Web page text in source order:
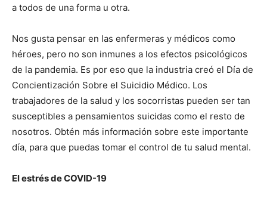
a todos de una forma u otra.
Nos gusta pensar en las enfermeras y médicos como
héroes, pero no son inmunes a los efectos psicológicos
de la pandemia. Es por eso que la industria creó el Día de
Concientización Sobre el Suicidio Médico. Los
trabajadores de la salud y los socorristas pueden ser tan
susceptibles a pensamientos suicidas como el resto de
nosotros. Obtén más información sobre este importante
día, para que puedas tomar el control de tu salud mental.
El estrés de COVID-19